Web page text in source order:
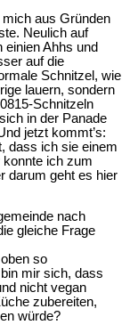
aus Gründen
Neulich auf
Ahhs und
auf die
Schnitzel, wie
lauern, sondern
Schnitzeln
in der Panade
jetzt kommt’s:
dass ich sie einem
ich zum
darum geht es hier
nach
gleiche Frage
so
mir sich, dass
nicht vegan
zubereiten,
würde?